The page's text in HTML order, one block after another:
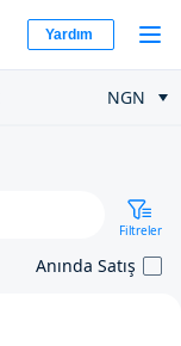
Yardım
NGN
Filtreler
Anında Satış